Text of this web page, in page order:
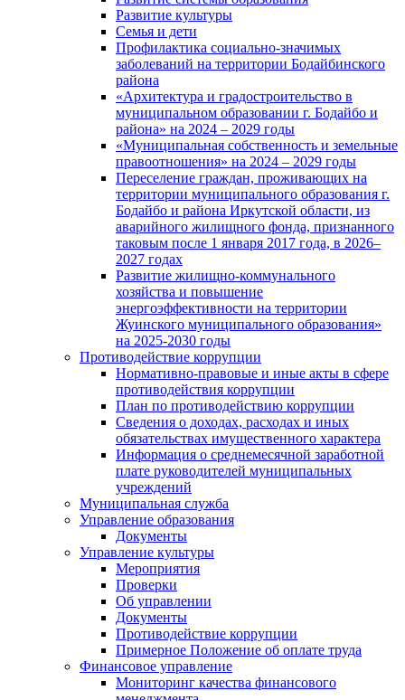
Развитие культуры
Семья и дети
Профилактика социально-значимых
заболеваний на территории Бодайбинского
района
«Архитектура и градостроительство в
муниципальном образовании г. Бодайбо и
района» на 2024 – 2029 годы
«Муниципальная собственность и земельные
правоотношения» на 2024 – 2029 годы
Переселение граждан, проживающих на
территории муниципального образования г.
Бодайбо и района Иркутской области, из
аварийного жилищного фонда, признанного
таковым после 1 января 2017 года, в 2026–
2027 годах
Развитие жилищно-коммунального
хозяйства и повышение
энергоэффективности на территории
Жуинского муниципального образования»
на 2025-2030 годы
Противодействие коррупции
Нормативно-правовые и иные акты в сфере
противодействия коррупции
План по противодействию коррупции
Сведения о доходах, расходах и иных
обязательствах имущественного характера
Информация о среднемесячной заработной
плате руководителей муниципальных
учреждений
Муниципальная служба
Управление образования
Документы
Управление культуры
Мероприятия
Проверки
Об управлении
Документы
Противодействие коррупции
Примерное Положение об оплате труда
Финансовое управление
Мониторинг качества финансового